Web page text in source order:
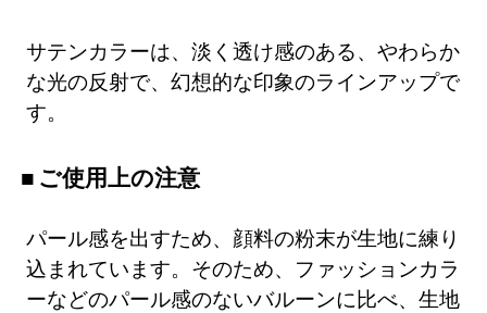
サテンカラーは、淡く透け感のある、やわらか
な光の反射で、幻想的な印象のラインアップで
す。
ご使用上の注意
パール感を出すため、顔料の粉末が生地に練り
込まれています。そのため、ファッションカラ
ーなどのパール感のないバルーンに比べ、生地